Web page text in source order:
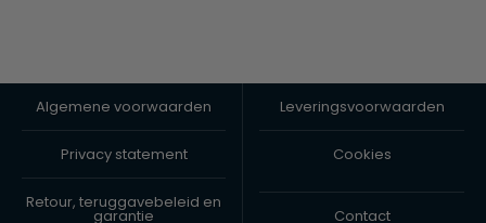
Algemene voorwaarden Leveringsvoorwaarden
Privacy statement Cookies
Retour, teruggavebeleid en
garantie Contact